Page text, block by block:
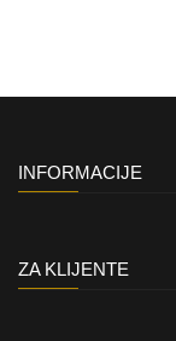
INFORMACIJE
ZA KLIJENTE